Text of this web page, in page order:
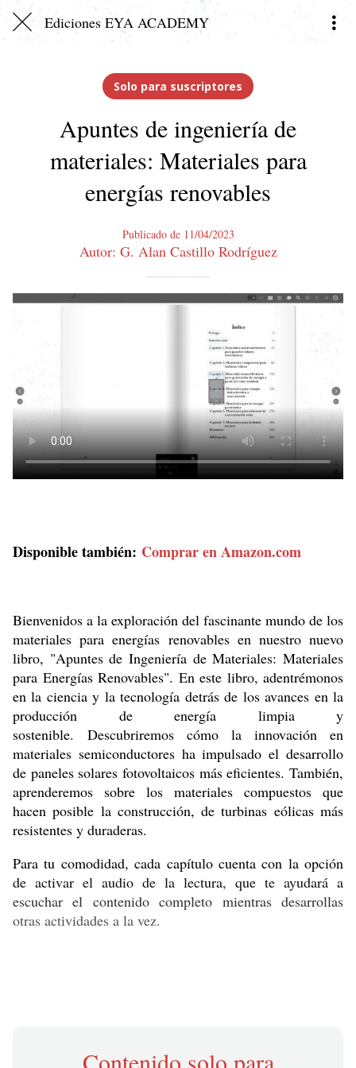
Ediciones EYA ACADEMY
Solo para suscriptores
Apuntes de ingeniería de
materiales: Materiales para
energías renovables
Publicado de 11/04/2023
Autor: G. Alan Castillo Rodríguez
Disponible también: Comprar en Amazon.com
Bienvenidos a la exploración del fascinante mundo de los
materiales para energías renovables en nuestro nuevo
libro, "Apuntes de Ingeniería de Materiales: Materiales
para Energías Renovables". En este libro, adentrémonos
en la ciencia y la tecnología detrás de los avances en la
producción de energía limpia y
sostenible. Descubriremos cómo la innovación en
materiales semiconductores ha impulsado el desarrollo
de paneles solares fotovoltaicos más eficientes. También,
aprenderemos sobre los materiales compuestos que
hacen posible la construcción, de turbinas eólicas más
resistentes y duraderas.
Para tu comodidad, cada capítulo cuenta con la opción
de activar el audio de la lectura, que te ayudará a
escuchar el contenido completo mientras desarrollas
otras actividades a la vez.
Contenido solo para